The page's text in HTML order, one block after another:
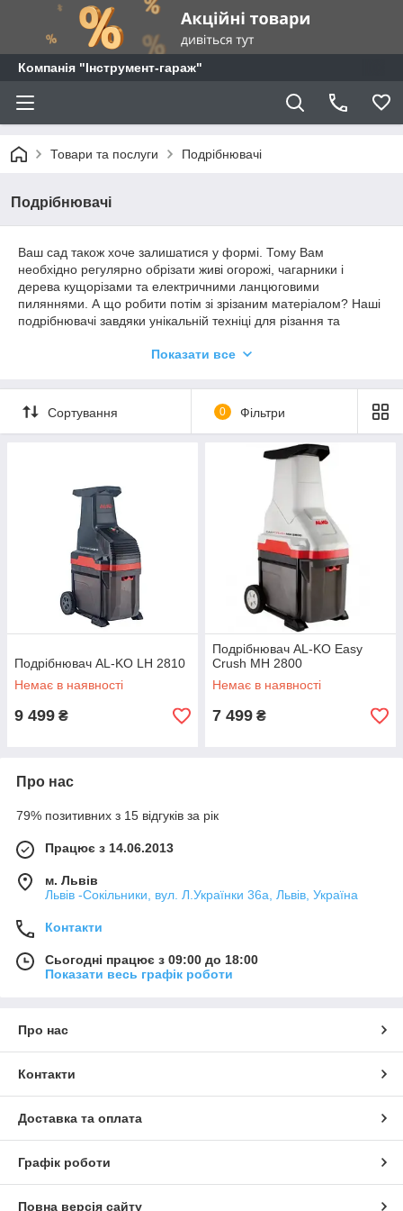
Компанія "Інструмент-гараж"
Товари та послуги Подрібнювачі
Подрібнювачі
Ваш сад також хоче залишатися у формі. Тому Вам
необхідно регулярно обрізати живі огорожі, чагарники і
дерева кущорізами та електричними ланцюговими
пиляннями. А що робити потім зі зрізаним матеріалом? Наші
подрібнювачі завдяки унікальній техніці для різання та
сучків, палиць, гілок і рослинної маси. Наші подрібнювачі
інноваційним різальним або валковим механізмом і стійкою
ходовою частиною. При цьому ми надаємо великого
значення Вашій безпеці: коли Ви знімаєте вловлювальний
мішок подрібнювача , апарат автоматично вимикається. За
допомогою легкого і міцного подрібнювача Ваша робота буде
виконана швидко і у Вас залишиться більше часу для того,
щоб насолоджуватися своїм садом.
Показати все
Сортування 0 Фільтри
Подрібнювач AL-KO LH 2810
Немає в наявності
9 499 ₴
Подрібнювач AL-KO Easy
Crush МH 2800
Немає в наявності
7 499 ₴
Про нас
79% позитивних з 15 відгуків за рік
Працює з 14.06.2013
м. Львів
Львів -Сокільники, вул. Л.Українки 36а, Львів, Україна
Контакти
Сьогодні працює з 09:00 до 18:00
Показати весь графік роботи
Про нас
Контакти
Доставка та оплата
Графік роботи
Повна версія сайту